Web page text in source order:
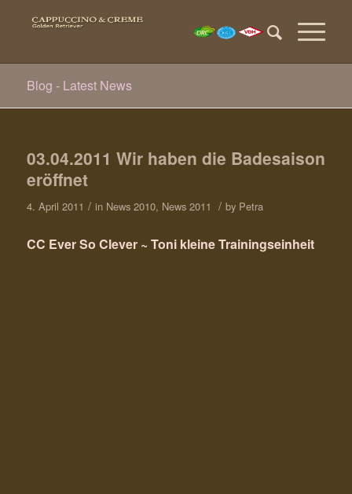
Blog - Latest News
03.04.2011 Wir haben die Badesaison
eröffnet
4. April 2011 / in News 2010, News 2011 / by Petra
CC Ever So Clever ~ Toni kleine Trainingseinheit